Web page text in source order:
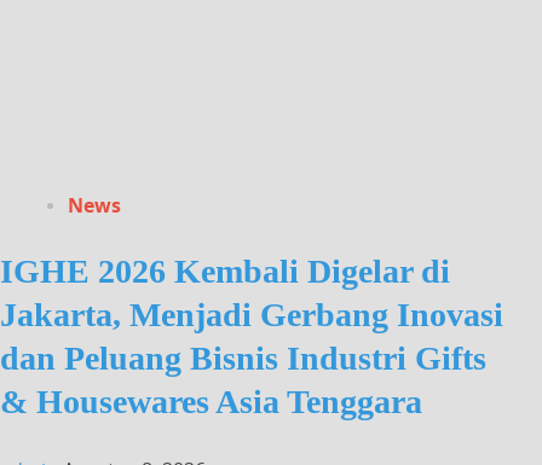
News
IGHE 2026 Kembali Digelar di
Jakarta, Menjadi Gerbang Inovasi
dan Peluang Bisnis Industri Gifts
& Housewares Asia Tenggara